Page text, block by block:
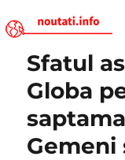
Noutati.Info
Sfatul
Globa
Gemeni